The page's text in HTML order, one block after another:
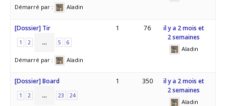
Démarré par : Aladin
[Dossier] Tir
1 2 … 5 6
Démarré par : Aladin
1 76
il y a 2 mois et
2 semaines
Aladin
[Dossier] Board
1 2 … 23 24
1 350
il y a 2 mois et
2 semaines
Aladin